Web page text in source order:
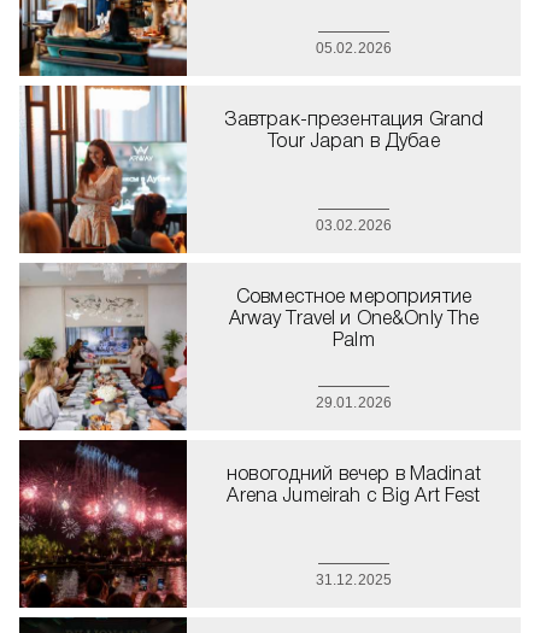
05.02.2026
Завтрак-презентация Grand
Tour Japan в Дубае
03.02.2026
Совместное мероприятие
Arway Travel и One&Only The
Palm
29.01.2026
новогодний вечер в Madinat
Arena Jumeirah с Big Art Fest
31.12.2025